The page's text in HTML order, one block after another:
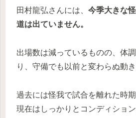
田村龍弘さんには、 今季大きな
道は出ていません。
出場数は減っているものの、体
り、守備でも以前と変わらぬ動
過去には怪我で試合を離れた時期
現在はしっかりとコンディショ